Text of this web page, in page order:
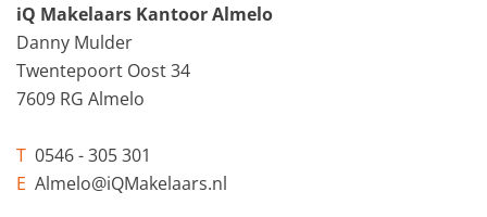
doorgang naar tweede hal, toegang tot toilet met
fonteintje, badkamer voorzien van dubbele wastafel en
ruime douchehoek, ruime woonkamer in de stijl van de
jaren 30 en ruime moderne woonkeuken voorzien van
wasmachineaansluiting en cv opstelling.
iQ Makelaars Kantoor Almelo
Danny Mulder
Twentepoort Oost 34
7609 RG Almelo
T 0546 - 305 301
E Almelo@iQMakelaars.nl